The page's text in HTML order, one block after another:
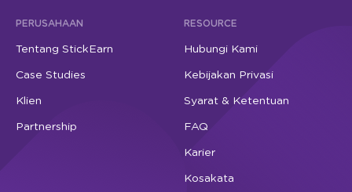
PERUSAHAAN
Tentang StickEarn
Case Studies
Klien
Partnership
RESOURCE
Hubungi Kami
Kebijakan Privasi
Syarat & Ketentuan
FAQ
Karier
Kosakata